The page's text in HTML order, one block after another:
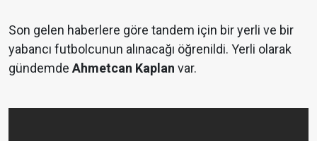
Son gelen haberlere göre tandem için bir yerli ve bir
yabancı futbolcunun alınacağı öğrenildi. Yerli olarak
gündemde Ahmetcan Kaplan var.